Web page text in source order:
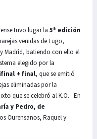
tuvo lugar la 5ª edición
venidas de Lugo,
Madrid, batiendo con ello el
elegido por la
+ final, que se emitió
eliminadas por la
que se celebró al K.O. En
y Pedro, de
Ourensanos, Raquel y